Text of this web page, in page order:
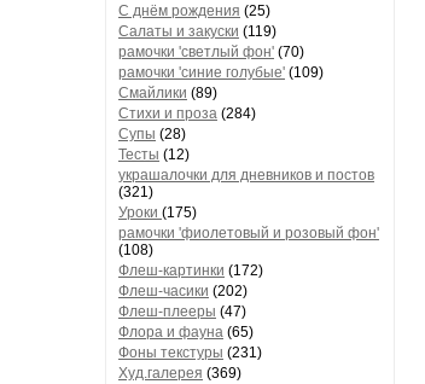
С днём рождения (25)
Салаты и закуски (119)
рамочки 'светлый фон' (70)
рамочки 'синие голубые' (109)
Смайлики (89)
Стихи и проза (284)
Супы (28)
Тесты (12)
украшалочки для дневников и постов
(321)
Уроки (175)
рамочки 'фиолетовый и розовый фон'
(108)
Флеш-картинки (172)
Флеш-часики (202)
Флеш-плееры (47)
Флора и фауна (65)
Фоны текстуры (231)
Худ.галерея (369)